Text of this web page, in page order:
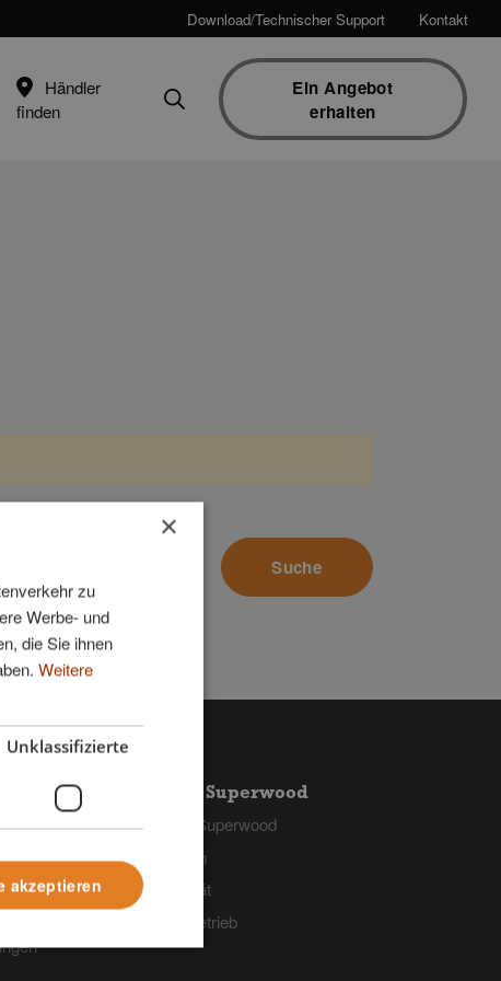
Download/Technischer Support Kontakt
Händler
finden
Ein Angebot
erhalten
Support Über Superwood
Über Superwood
Design
Qualität
Der Betrieb
×
zu
Werbe- und
die Sie ihnen
Weitere
Unklassifizierte
akzeptieren